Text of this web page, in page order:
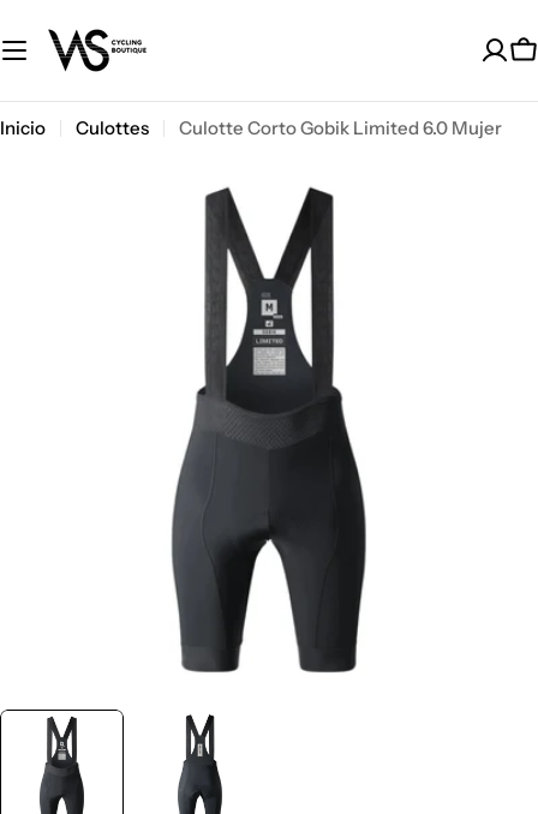
al
contenido
Inicio Culottes
Culotte Corto Gobik Limited 6.0 Mujer
medios 0 en modal